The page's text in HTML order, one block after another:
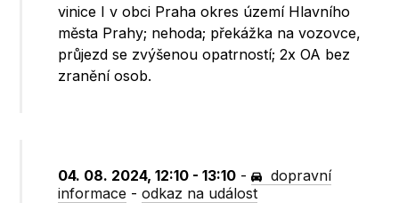
vinice I v obci Praha okres území Hlavního
města Prahy; nehoda; překážka na vozovce,
průjezd se zvýšenou opatrností; 2x OA bez
zranění osob.
04. 08. 2024, 12:10 - 13:10 -
dopravní
informace -odkaz na událost